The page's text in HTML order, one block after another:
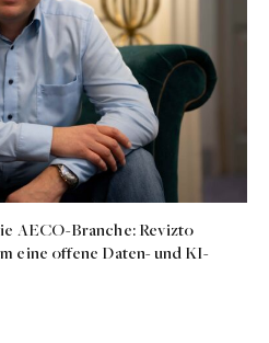
AECO-Branche: Revizto
eine offene Daten- und KI-